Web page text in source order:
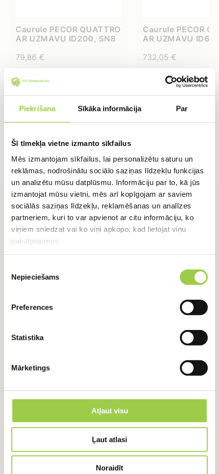
Piekrišana Sīkāka informācija Par
Šī tīmekļa vietne izmanto sīkfailus
Mēs izmantojam sīkfailus, lai personalizētu saturu un
reklāmas, nodrošinātu sociālo saziņas līdzekļu funkcijas
un analizētu mūsu datplūsmu. Informāciju par to, kā jūs
izmantojat mūsu vietni, mēs arī kopīgojam ar saviem
sociālās saziņas līdzekļu, reklamēšanas un analīzes
partneriem, kuri to var apvienot ar citu informāciju, ko
viņiem sniedzat vai ko viņi apkopo, kad lietojat viņu
pakalpojumus.
izvēle
Nepieciešams
Preferences
Statistika
Mārketings
Atļaut visu
Ļaut atlasi
Noraidīt
Caurule PECOR QUATTRO
AR UZMAVU ID200, SN8
uz veikalu vai objektu
79,86 €
IELIKT GROZĀ
Caurule PECOR
AR UZMAVU
uz veikalu vai
732,05 €
IELIKT GROZĀ
Sazinies ar mums
+371 24918422
Ziņojums